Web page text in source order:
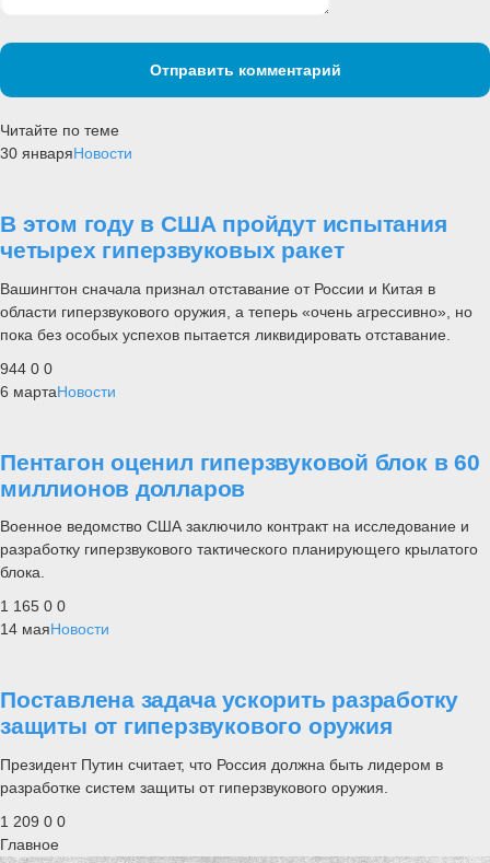
Отправить комментарий
Читайте по теме
30 январяНовости
В этом году в США пройдут испытания
четырех гиперзвуковых ракет
Вашингтон сначала признал отставание от России и Китая в
области гиперзвукового оружия, а теперь «очень агрессивно», но
пока без особых успехов пытается ликвидировать отставание.
944 0 0
6 мартаНовости
Пентагон оценил гиперзвуковой блок в 60
миллионов долларов
Военное ведомство США заключило контракт на исследование и
разработку гиперзвукового тактического планирующего крылатого
блока.
1 165 0 0
14 маяНовости
Поставлена задача ускорить разработку
защиты от гиперзвукового оружия
Президент Путин считает, что Россия должна быть лидером в
разработке систем защиты от гиперзвукового оружия.
1 209 0 0
Главное